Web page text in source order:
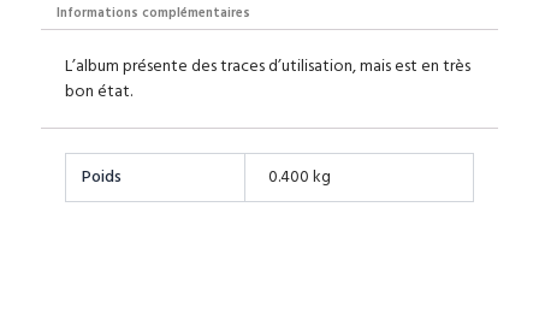
Informations complémentaires
L’album présente des traces d’utilisation, mais est en très
bon état.
Poids 0.400 kg